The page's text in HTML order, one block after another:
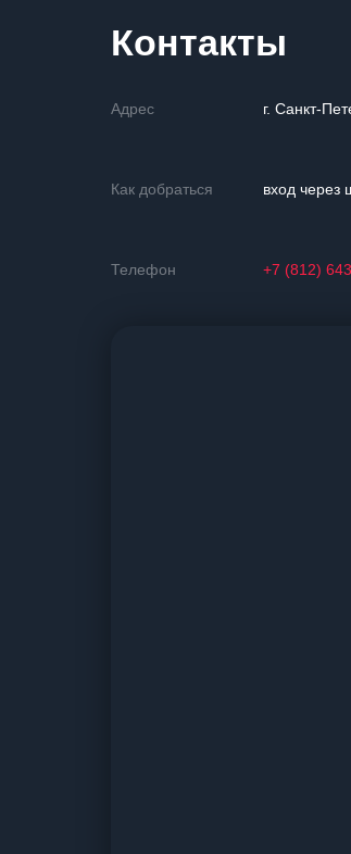
Контакты
Адрес г. Санкт-
Как добраться вход через
Телефон +7 (812)